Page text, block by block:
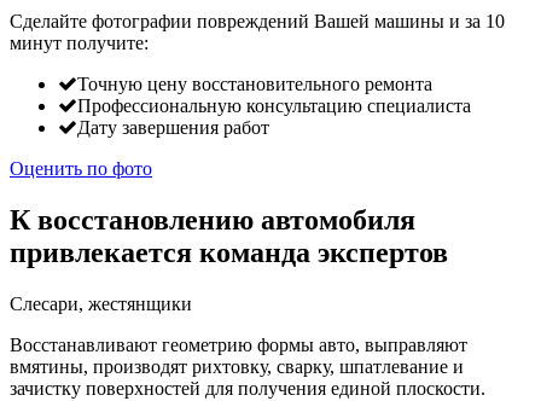
Сделайте фотографии повреждений Вашей машины и за 10
минут получите:
Точную цену восстановительного ремонта
Профессиональную консультацию специалиста
Дату завершения работ
Оценить по фото
К восстановлению автомобиля
привлекается команда экспертов
Слесари, жестянщики
Восстанавливают геометрию формы авто, выправляют
вмятины, производят рихтовку, сварку, шпатлевание и
зачистку поверхностей для получения единой плоскости.